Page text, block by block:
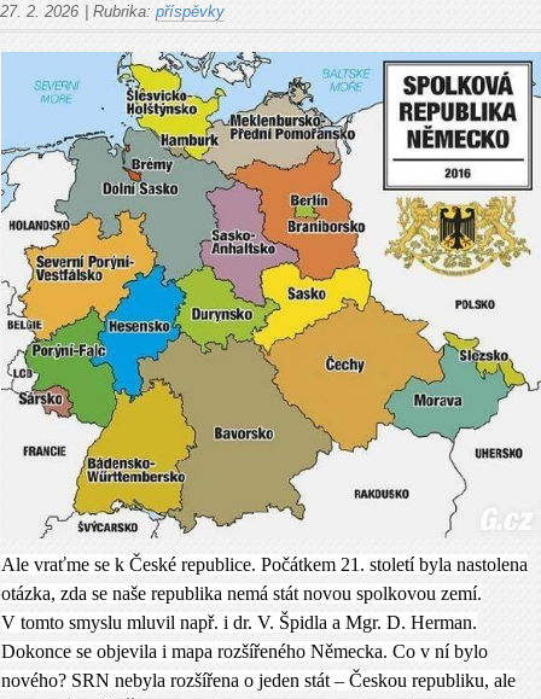
27. 2. 2026 Rubrika: příspěvky
Ale vraťme se k České republice. Počátkem 21. století byla nastolena
otázka, zda se naše republika nemá stát novou spolkovou zemí.
V tomto smyslu mluvil např. i dr. V. Špidla a Mgr. D. Herman.
Dokonce se objevila i mapa rozšířeného Německa. Co v ní bylo
nového? SRN nebyla rozšířena o jeden stát – Českou republiku, ale